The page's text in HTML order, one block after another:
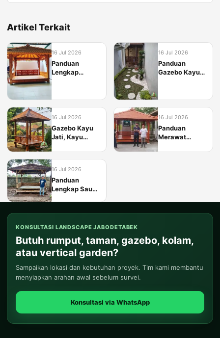
Artikel Terkait
16 Jul 2026
Panduan
Lengkap
Desain, dan
Perawatan
16 Jul 2026
Panduan
Gazebo Kayu
Tropis
16 Jul 2026
Gazebo Kayu
Jati, Kayu
Perbedaannya?
16 Jul 2026
Panduan
Merawat
16 Jul 2026
Panduan
Lengkap Saung
Konstruksi, dan
Perawatan
KONSULTASI LANDSCAPE JABODETABEK
Butuh rumput, taman, gazebo, kolam,
atau vertical garden?
Sampaikan lokasi dan kebutuhan proyek. Tim kami membantu
menyiapkan arahan awal sebelum survei.
Konsultasi via WhatsApp